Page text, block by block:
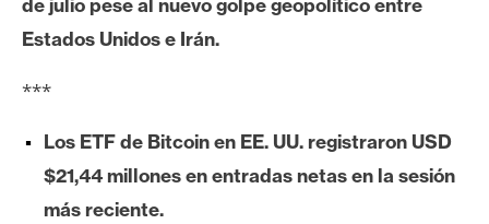
e
u
m
de julio pese al nuevo golpe geopolítico entre
Estados Unidos e Irán.
***
Los ETF de Bitcoin en EE. UU. registraron USD
$21,44 millones en entradas netas en la sesión
más reciente.